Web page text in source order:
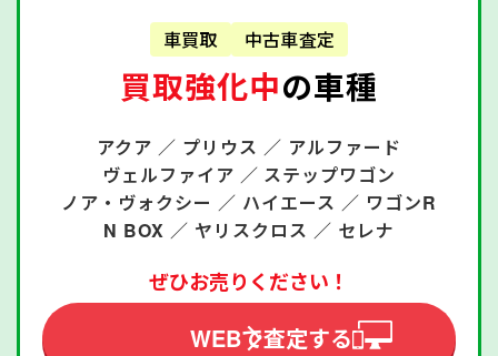
車買取 中古車査定
買取強化中の車種
アクア ／ プリウス ／ アルファード
ヴェルファイア ／ ステップワゴン
ノア・ヴォクシー ／ ハイエース ／ ワゴンR
N BOX ／ ヤリスクロス ／ セレナ
ぜひお売りください！
WEBで査定する